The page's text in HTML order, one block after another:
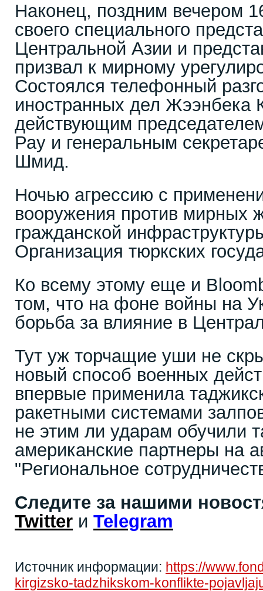
Наконец, поздним вечером
своего специального
Центральной Азии и
призвал к мирному
Состоялся телефонный
иностранных дел Жээнбека
действующим
Рау и генеральным
Шмид.
Ночью агрессию с
вооружения против мирных
гражданской
Организация тюркских
Ко всему этому еще и
том, что на фоне войны на
борьба за влияние в
Тут уж торчащие уши не
новый способ военных
впервые применила
ракетными системами
не этим ли ударам обучили
американские партнеры на
"Региональное
Следите за нашими
Twitter и Telegram
Источник информации: https://
kirgizsko-tadzhikskom-konflikte-